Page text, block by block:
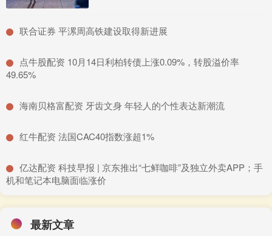
​联合证券 平漯周高铁建设取得新进展
​点牛股配资 10月14日利柏转债上涨0.09%，转股溢价率
49.65%
​海南贝格富配资 牙齿文身 年轻人的个性表达新潮流
​红牛配资 法国CAC40指数涨超1%
​亿达配资 科技早报 | 京东推出“七鲜咖啡”及独立外卖APP；手
机和笔记本电脑面临涨价
最新文章